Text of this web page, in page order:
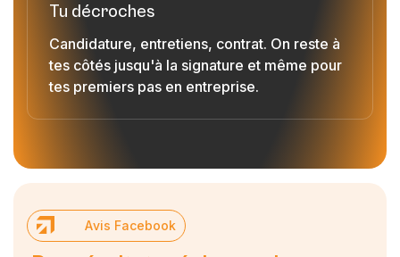
Tu décroches
Candidature, entretiens, contrat. On reste à
tes côtés jusqu'à la signature et même pour
tes premiers pas en entreprise.
Avis Facebook